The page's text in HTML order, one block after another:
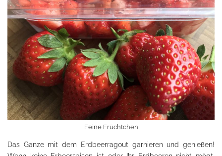
Feine Früchtchen
Das Ganze mit dem Erdbeerragout garnieren und genießen!